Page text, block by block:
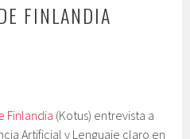
FINLANDIA
Finlandia (Kotus) entrevista a
Artificial y Lenguaje claro en